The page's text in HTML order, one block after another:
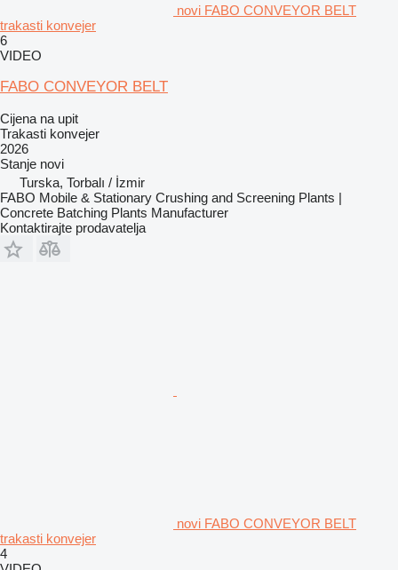
novi FABO CONVEYOR BELT
trakasti konvejer
6
VIDEO
FABO CONVEYOR BELT
Cijena na upit
Trakasti konvejer
2026
Stanje novi
Turska, Torbalı / İzmir
FABO Mobile & Stationary Crushing and Screening Plants |
Concrete Batching Plants Manufacturer
Kontaktirajte prodavatelja
novi FABO CONVEYOR BELT
trakasti konvejer
4